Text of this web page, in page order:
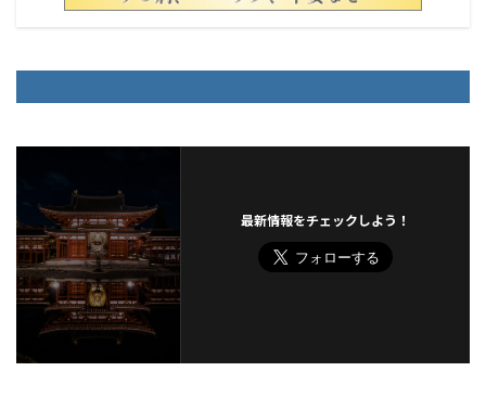
最新情報をチェックしよう！